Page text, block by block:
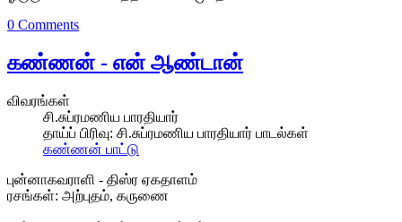
0 Comments
கண்ணன் - என் ஆண்டான்
விவரங்கள்
சி.சுப்ரமணிய பாரதியார்
தாய்ப் பிரிவு: சி.சுப்ரமணிய பாரதியார் பாடல்கள்
கண்ணன் பாட்டு
புன்னாகவராளி - திஸ்ர ஏகதாளம்
ரசங்கள்: அற்புதம், கருணை